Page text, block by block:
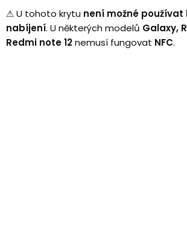
⚠U tohoto krytu není možné
nabíjení. U některých modelů Galaxy,
Redmi note 12nemusí fungovat NFC.